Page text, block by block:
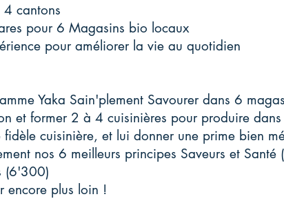
cantons
pour 6 Magasins bio l ocaux
pour améliorer la vie au quotidien
Yaka Sain'plement Savourer dans 6
et former 2 à 4 cuisinières pour produire
cuisinière, et lui donner une prime bien
nos 6 meilleurs principes Saveurs et Santé
(6'300)
encore plus loin !